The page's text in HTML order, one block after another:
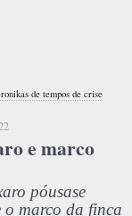
de tempos de crise
e marco
póusase
o marco da finca